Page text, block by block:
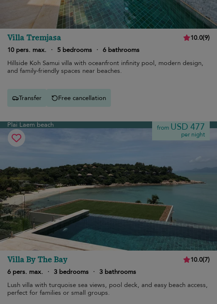
Villa Tremjasa 10.0(9)
10 pers. max.
· 5 bedrooms · 6 bathrooms
Hillside Koh Samui villa with oceanfront infinity pool, modern design,
and family-friendly spaces near beaches.
Transfer Free cancellation
Plai Laem beach from USD 477
per night
Villa By The Bay 10.0(7)
6 pers. max.
· 3 bedrooms · 3 bathrooms
Lush villa with turquoise sea views, pool deck, and easy beach access,
perfect for families or small groups.